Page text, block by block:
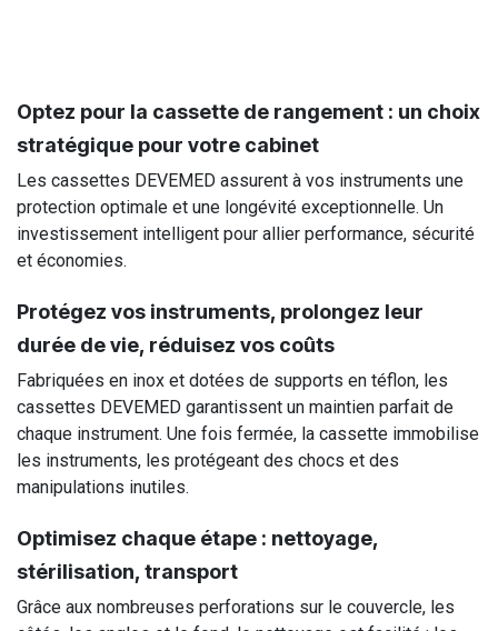
Optez pour la cassette de rangement : un choix
stratégique pour votre cabinet
Les cassettes DEVEMED assurent à vos instruments une
protection optimale et une longévité exceptionnelle. Un
investissement intelligent pour allier performance, sécurité
et économies.
Protégez vos instruments, prolongez leur
durée de vie, réduisez vos coûts
Fabriquées en inox et dotées de supports en téflon, les
cassettes DEVEMED garantissent un maintien parfait de
chaque instrument. Une fois fermée, la cassette immobilise
les instruments, les protégeant des chocs et des
manipulations inutiles.
Optimisez chaque étape : nettoyage,
stérilisation, transport
Grâce aux nombreuses perforations sur le couvercle, les